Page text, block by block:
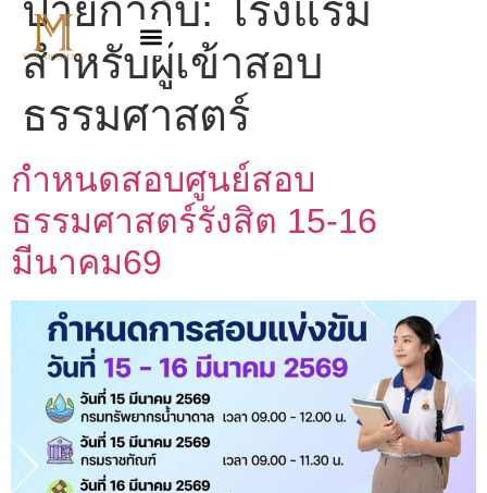
ป้ายกำกับ: โรงแรม
สำหรับผู้เข้าสอบ
ธรรมศาสตร์
กำหนดสอบศูนย์สอบ
ธรรมศาสตร์รังสิต 15-16
มีนาคม69